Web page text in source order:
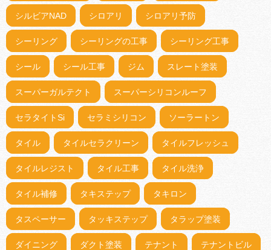
シルビアNAD シロアリ シロアリ予防
シーリング シーリングの工事 シーリング工事
シール シール工事 ジム スレート塗装
スーパーガルテクト スーパーシリコンルーフ
セラタイトSi セラミシリコン ソーラートン
タイル タイルセラクリーン タイルフレッシュ
タイルレジスト タイル工事 タイル洗浄
タイル補修 タキステップ タキロン
タスペーサー タッキステップ タラップ塗装
ダイニング ダクト塗装 テナント テナントビル